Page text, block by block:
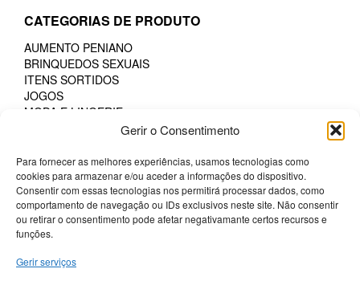
Gerir o Consentimento
Para fornecer as melhores experiências, usamos tecnologias como
cookies para armazenar e/ou aceder a informações do dispositivo.
Consentir com essas tecnologias nos permitirá processar dados, como
comportamento de navegação ou IDs exclusivos neste site. Não consentir
ou retirar o consentimento pode afetar negativamante certos recursos e
funções.
Gerir serviços
options
be
chosen
on
CATEGORIAS DE PRODUTO
AUMENTO PENIANO
BRINQUEDOS SEXUAIS
ITENS SORTIDOS
JOGOS
MODA E LINGERIE
LINGERIE COMESTÍVEL
LINGERIE MASCULINA
PHARMA
POTENCIADORES
PRESERVATIVOS
SM & BONDAGE
Termos e Condições